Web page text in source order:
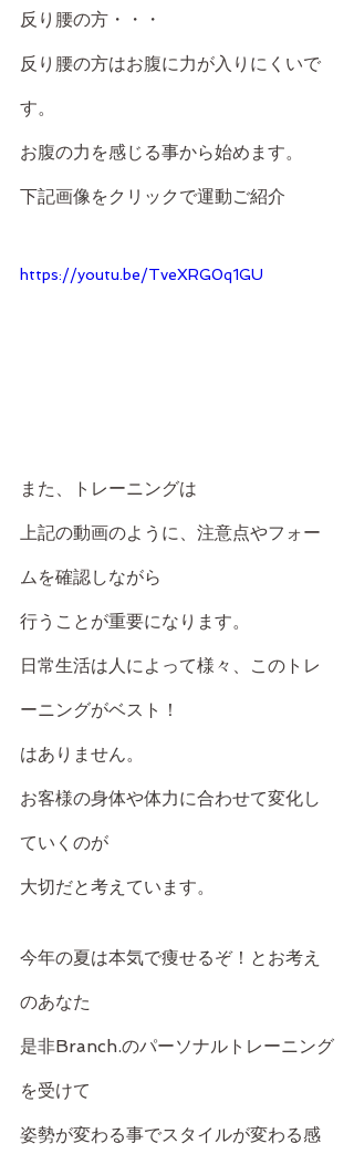
反り腰の方・・・
反り腰の方はお腹に力が入りにくいで
す。
お腹の力を感じる事から始めます。
下記画像をクリックで運動ご紹介
https://youtu.be/TveXRG0q1GU
また、トレーニングは
上記の動画のように、注意点やフォー
ムを確認しながら
行うことが重要になります。
日常生活は人によって様々、このトレ
ーニングがベスト！
はありません。
お客様の身体や体力に合わせて変化し
ていくのが
大切だと考えています。
今年の夏は本気で痩せるぞ！とお考え
のあなた
是非Branch.のパーソナルトレーニング
を受けて
姿勢が変わる事でスタイルが変わる感